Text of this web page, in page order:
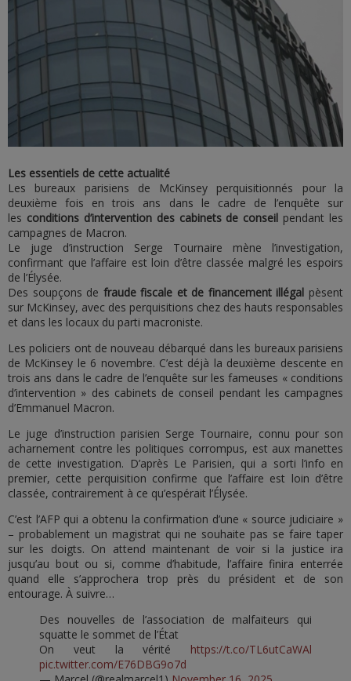
Les essentiels de cette actualité
Les bureaux parisiens de McKinsey perquisitionnés pour la
deuxième fois en trois ans dans le cadre de l’enquête sur
les conditions d’intervention des cabinets de conseil pendant les
campagnes de Macron.
Le juge d’instruction Serge Tournaire mène l’investigation,
confirmant que l’affaire est loin d’être classée malgré les espoirs
de l’Élysée.
Des soupçons de fraude fiscale et de financement illégal pèsent
sur McKinsey, avec des perquisitions chez des hauts responsables
et dans les locaux du parti macroniste.
Les policiers ont de nouveau débarqué dans les bureaux parisiens
de McKinsey le 6 novembre. C’est déjà la deuxième descente en
trois ans dans le cadre de l’enquête sur les fameuses « conditions
d’intervention » des cabinets de conseil pendant les campagnes
d’Emmanuel Macron.
Le juge d’instruction parisien Serge Tournaire, connu pour son
acharnement contre les politiques corrompus, est aux manettes
de cette investigation. D’après Le Parisien, qui a sorti l’info en
premier, cette perquisition confirme que l’affaire est loin d’être
classée, contrairement à ce qu’espérait l’Élysée.
C’est l’AFP qui a obtenu la confirmation d’une « source judiciaire »
– probablement un magistrat qui ne souhaite pas se faire taper
sur les doigts. On attend maintenant de voir si la justice ira
jusqu’au bout ou si, comme d’habitude, l’affaire finira enterrée
quand elle s’approchera trop près du président et de son
entourage. À suivre…
Des nouvelles de l’association de malfaiteurs qui
squatte le sommet de l’État
On veut la vérité https://t.co/TL6utCaWAl
pic.twitter.com/E76DBG9o7d